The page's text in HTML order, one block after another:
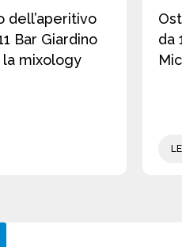
dell’aperitivo
Bar Giardino
la mixology
da